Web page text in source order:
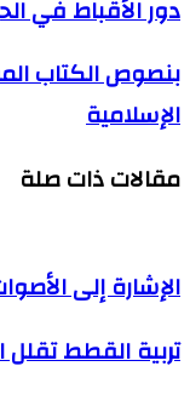
دور الأقباط في
بنصوص الكتاب
الإسلامية
مقالات ذات صلة
الإشارة إلى
تربية القطط تقلل